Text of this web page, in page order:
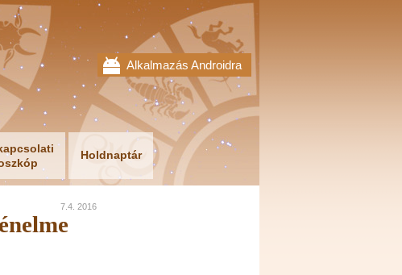
Alkalmazás Androidra
Holdnaptár
7.4. 2016